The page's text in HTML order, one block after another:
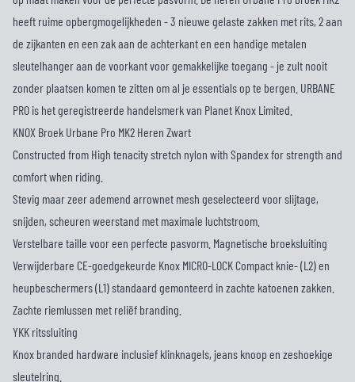
heeft ruime opbergmogelijkheden - 3 nieuwe gelaste zakken met rits, 2 aan
de zijkanten en een zak aan de achterkant en een handige metalen
sleutelhanger aan de voorkant voor gemakkelijke toegang - je zult nooit
zonder plaatsen komen te zitten om al je essentials op te bergen. URBANE
PRO is het geregistreerde handelsmerk van Planet Knox Limited.
KNOX Broek Urbane Pro MK2 Heren Zwart
Constructed from High tenacity stretch nylon with Spandex for strength and
comfort when riding.
Stevig maar zeer ademend arrownet mesh geselecteerd voor slijtage,
snijden, scheuren weerstand met maximale luchtstroom.
Verstelbare taille voor een perfecte pasvorm. Magnetische broeksluiting
Verwijderbare CE-goedgekeurde Knox MICRO-LOCK Compact knie- (L2) en
heupbeschermers (L1) standaard gemonteerd in zachte katoenen zakken.
Zachte riemlussen met reliëf branding.
YKK ritssluiting
Knox branded hardware inclusief klinknagels, jeans knoop en zeshoekige
sleutelring.